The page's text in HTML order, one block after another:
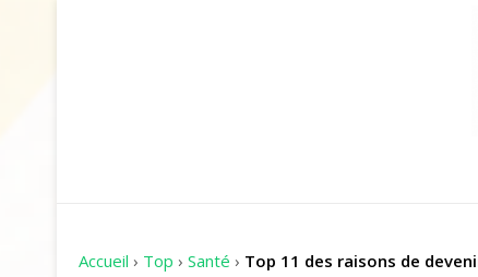
Accueil › Top › Santé › Top 11 des raisons de